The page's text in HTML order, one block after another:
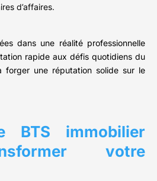
d’affaires.
dans une réalité professionnelle
rapide aux défis quotidiens du
forger une réputation solide sur le
BTS immobilier
votre